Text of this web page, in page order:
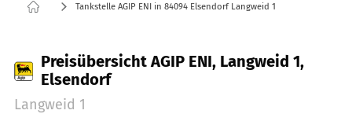
Tankstelle AGIP ENI in 84094 Elsendorf Langweid 1
Preisübersicht AGIP ENI, Langweid 1,
Elsendorf
Langweid 1